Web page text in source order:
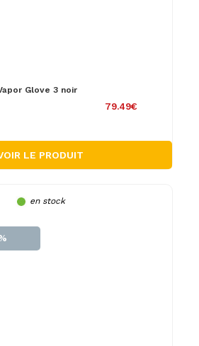
Glove 3 noir
79.49€
LE PRODUIT
en stock